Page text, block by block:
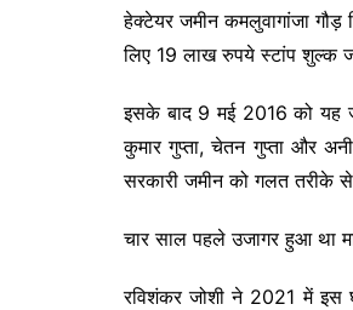
हेक्टेयर जमीन कमलुवागांजा गौड़
लिए 19 लाख रुपये स्टांप शुल्क
इसके बाद 9 मई 2016 को यह
कुमार गुप्ता, चेतन गुप्ता और
सरकारी जमीन को गलत तरीके
चार साल पहले उजागर हुआ था
रविशंकर जोशी ने 2021 में इस